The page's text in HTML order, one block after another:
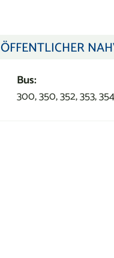
ÖFFENTLICHER
Bus:
300, 350, 352, 353,